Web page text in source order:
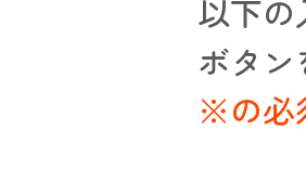
以下の
ボタン
※の必